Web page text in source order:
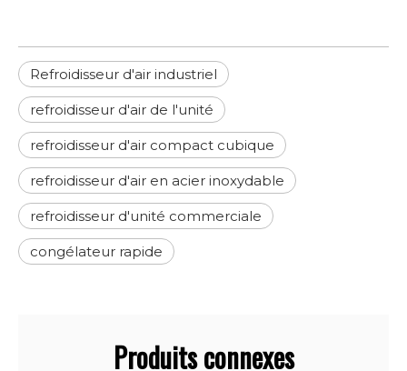
Refroidisseur d'air industriel
refroidisseur d'air de l'unité
refroidisseur d'air compact cubique
refroidisseur d'air en acier inoxydable
refroidisseur d'unité commerciale
congélateur rapide
Produits connexes